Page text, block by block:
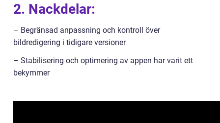
2. Nackdelar:
– Begränsad anpassning och kontroll över
bildredigering i tidigare versioner
– Stabilisering och optimering av appen har varit ett
bekymmer